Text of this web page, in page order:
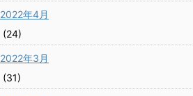
2022年4月
(24)
2022年3月
(31)